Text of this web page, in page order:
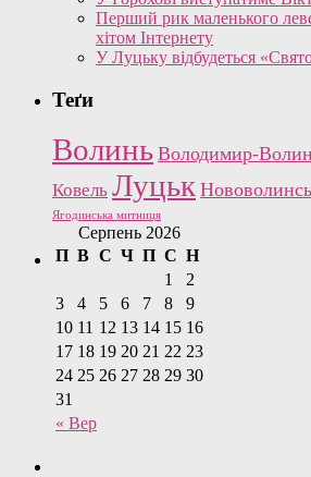
Перший рик маленького
хітом Інтернету
У Луцьку відбудеться
Теґи
Волинь Володимир-
Ковель Луцьк
Ягодинська митниця
Серпень 2026
П В С Ч П С Н
« Вер
1
2
3
4 5 6 7 8
9
10 11 12 13 14 15 16
17 18 19 20 21 22 23
24 25 26 27 28 29 30
31